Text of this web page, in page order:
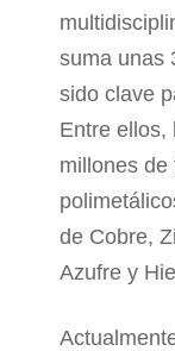
suma unas
sido clave
Entre ellos,
millones de
de Cobre,
Azufre y